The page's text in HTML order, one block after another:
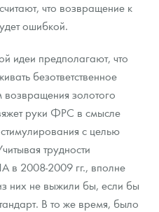
что возвращение к
ошибкой.
идеи предполагают, что
безответственное
золотого
руки ФРС в смысле
с целью
трудности
в 2008-2009 гг., вполне
них не выжили бы, если бы
В то же время, было